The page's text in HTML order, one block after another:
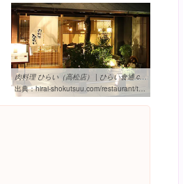
肉料理 ひらい（高松店） | ひらい食通.com
出典：hirai-shokutsuu.com/restaurant/t_nikuhirai.html